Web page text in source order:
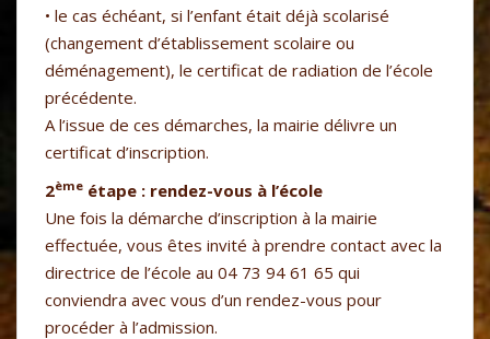
• le cas échéant, si l’enfant était déjà scolarisé
(changement d’établissement scolaire ou
déménagement), le certificat de radiation de l’école
précédente.
A l’issue de ces démarches, la mairie délivre un
certificat d’inscription.
2ème étape : rendez-vous à l’école
Une fois la démarche d’inscription à la mairie
effectuée, vous êtes invité à prendre contact avec la
directrice de l’école au 04 73 94 61 65 qui
conviendra avec vous d’un rendez-vous pour
procéder à l’admission.